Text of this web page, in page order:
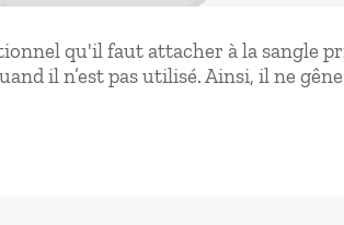
qu'il faut attacher à la sangle
il n’est pas utilisé. Ainsi, il ne